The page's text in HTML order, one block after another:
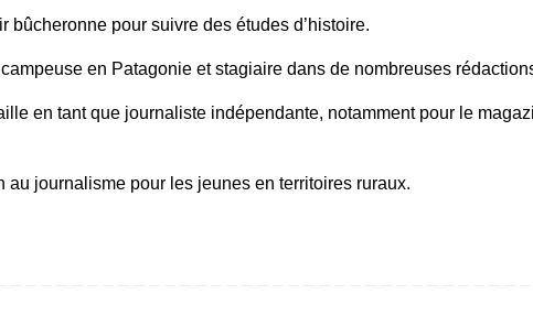
pour suivre des études d’histoire.
en Patagonie et stagiaire dans de nombreuses
en tant que journaliste indépendante, notamment pour le
au journalisme pour les jeunes en territoires ruraux.